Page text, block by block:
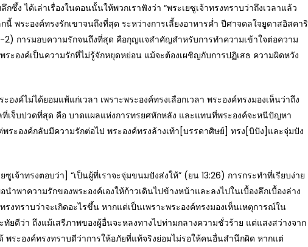
เล่าเรื่องในตอนนั้นให้พวกเราฟังว่า “พระเยซูเจ้าทรงทราบว่าถึงเวลาแล้ว
พระองค์ทรงรักเขาจนถึงที่สุด ระหว่างการเลี้ยงอาหารค่ำ ปีศาจดลใจยูดาสอิสคาริ
2) การมอบความรักจนถึงที่สุด คือกุญแจสำคัญสำหรับการทำความเข้าใจต่อความ
ะองค์เป็นความรักที่ไม่รู้จักหยุดหย่อน แม้จะต้องเผชิญกับการปฏิเสธ ความผิดหวัง
ไม่ได้ยอมแพ้แก่เวลา เพราะพระองค์ทรงเลือกเวลา พระองค์ทรงมองเห็นว่าถึง
เจ็บปวดที่สุด คือ บาดแผลแห่งการทรยศหักหลัง และแทนที่พระองค์จะหนีปัญหา
ระองค์กลับมีความรักต่อไป พระองค์ทรงล้างเท้า[บรรดาศิษย์] ทรง[บิปัง]และจุ่มปัง
ทรงตอบว่า] “เป็นผู้ที่เราจะจุ่มขนมปังส่งให้” (ยน 13:26) การกระทำที่เรียบง่าย
ำพาความรักของพระองค์เองให้ก้าวเดินไปข้างหน้าและลงไปในเบื้องลึกเบื้องล่าง
งทราบว่าจะเกิดอะไรขึ้น หากแต่เป็นเพราะพระองค์ทรงมองเห็นเหตุการณ์ใน
ยดีว่า ถึงแม้เสรีภาพของผู้อื่นจะหลงทางไปท่ามกลางความชั่วร้าย แต่แสงสว่างจาก
พระองค์ทรงทราบดีว่าการให้อภัยที่แท้จริงย่อมไม่รอให้คนอื่นสำนึกผิด หากแต่